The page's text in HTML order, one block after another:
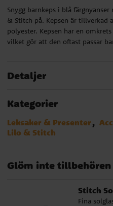
Snygg barnkeps i blå
& Stitch på. Kepsen är tillverkad
polyester. Kepsen har en
vilket gör att den oftast passar
Detaljer
Kategorier
Leksaker & Presenter
Lilo & Stitch
Glöm inte tillbehören
Stitch
Fina